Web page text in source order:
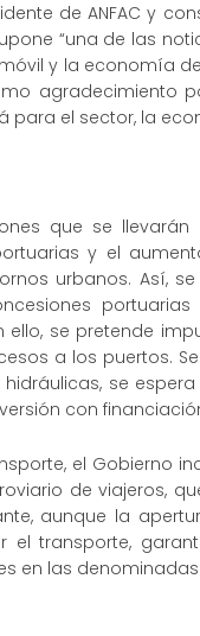
de ANFAC y
“una de las
y la economía
agradecimiento
para el sector, la
que se
y el
urbanos. Así,
ello, se pretende
a los puertos.
se
con
el Gobierno
de viajeros,
aunque la
el transporte,
en las